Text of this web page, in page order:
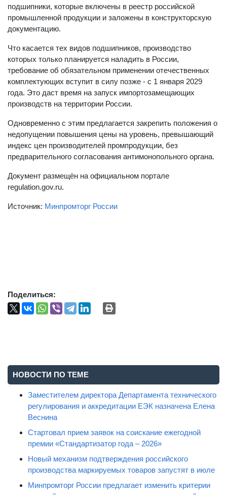
подшипники, которые включены в реестр российской
промышленной продукции и заложены в конструкторскую
документацию.
Что касается тех видов подшипников, производство
которых только планируется наладить в России,
требование об обязательном применении отечественных
комплектующих вступит в силу позже - с 1 января 2029
года. Это даст время на запуск импортозамещающих
производств на территории России.
Одновременно с этим предлагается закрепить положения о
недопущении повышения цены на уровень, превышающий
индекс цен производителей промпродукции, без
предварительного согласования антимонопольного органа.
Документ размещён на официальном портале
regulation.gov.ru.
Источник: Минпромторг России
Поделиться:
НОВОСТИ ПО ТЕМЕ
Заместителем директора Департамента технического
регулирования и аккредитации ЕЭК назначена Елена
Веснина
Стартовал прием заявок на соискание ежегодной
премии «Стандартизатор года – 2026»
Новый механизм подтверждения российского
производства маркируемых товаров запустят в июле
Минпромторг России предлагает изменить критерии